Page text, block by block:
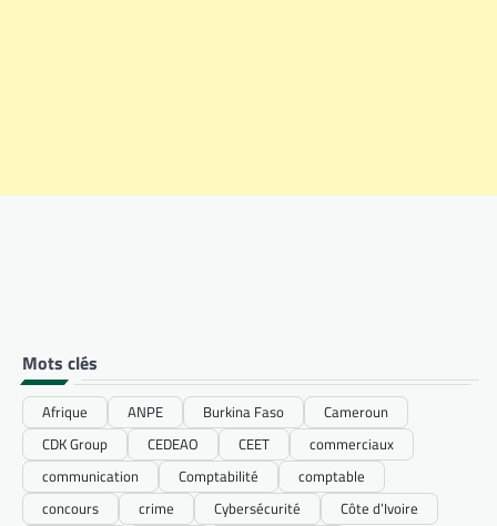
Mots clés
Afrique ANPE Burkina Faso
Cameroun
CDK Group
CEDEAO CEET
commerciaux
communication
Comptabilité
comptable
concours
crime Cybersécurité
Côte d’Ivoire